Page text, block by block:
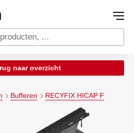
naar overzicht
Bufferen RECYFIX HICAP F